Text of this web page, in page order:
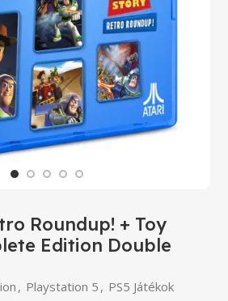
Roundup! + Toy
Edition Double
, Playstation 5 , PS5 Játékok